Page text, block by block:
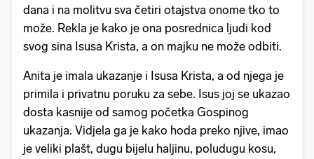
dana i na molitvu sva četiri otajstva onome tko to
može. Rekla je kako je ona posrednica ljudi kod
svog sina Isusa Krista, a on majku ne može odbiti.
Anita je imala ukazanje i Isusa Krista, a od njega je
primila i privatnu poruku za sebe. Isus joj se ukazao
dosta kasnije od samog početka Gospinog
ukazanja. Vidjela ga je kako hoda preko njive, imao
je veliki plašt, dugu bijelu haljinu, poludugu kosu,